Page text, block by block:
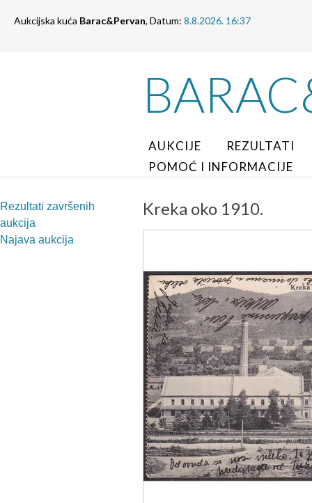
Aukcijska kuća Barac&Pervan, Datum: 8.8.2026. 16:37
AUKCIJE
REZULTATI
POMOĆ I INFORMACIJE
Rezultati završenih
aukcija
Najava aukcija
Kreka oko 1910.